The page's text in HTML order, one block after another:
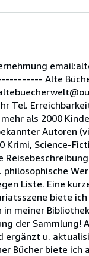
Alte
Tel.
als 2000
Autoren
Krimi, Science-
Liste. Eine
biete
meiner
der Sammlung!
u.
Bücher biete